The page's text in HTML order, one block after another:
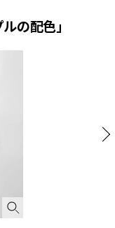
の配色」